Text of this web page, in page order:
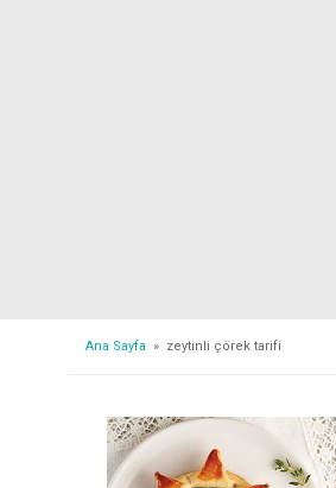
Ana Sayfa » zeytinli çörek tarifi